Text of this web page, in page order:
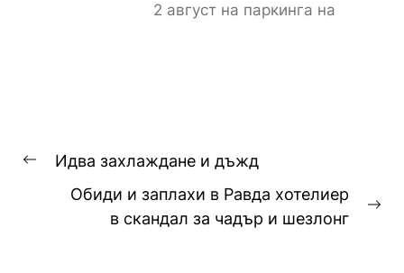
2 август на паркинга на
Навигация
Previous
Идва захлаждане и дъжд
Обиди и заплахи в Равда хотелиер
в скандал за чадър и шезлонг